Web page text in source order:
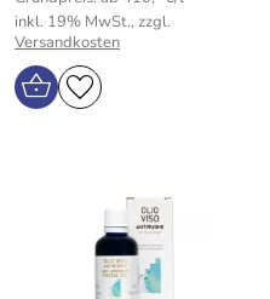
inkl. 19% MwSt., zzgl.
Versandkosten